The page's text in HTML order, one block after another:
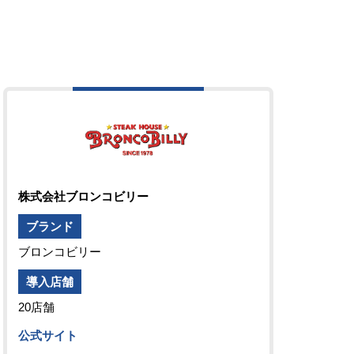
株式会社ブロンコビリー
ブランド
ブロンコビリー
導入店舗
20店舗
公式サイト